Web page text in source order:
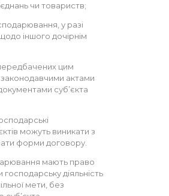
чи товариств;
у разі
іншого дочірнім
цим
актами
суб’єкта
можуть виникати з
форми договору.
мають право
діяльність
мети, без